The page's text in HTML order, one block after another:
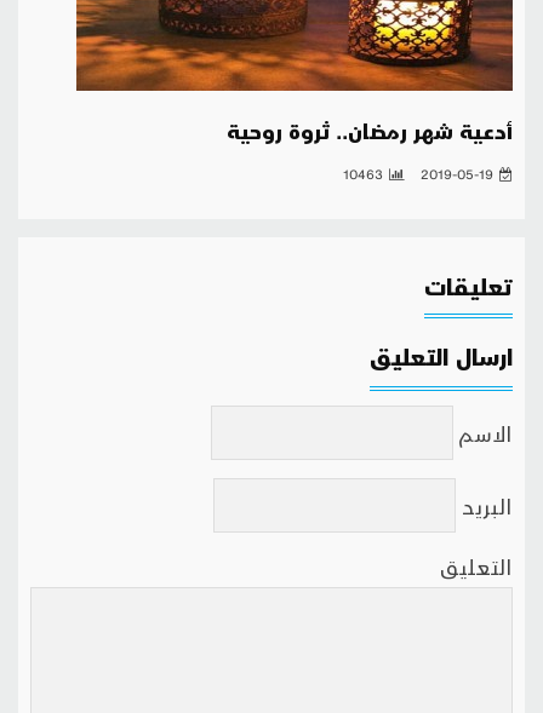
أدعية شهر رمضان.. ثروة روحية
2019-05-19
10463
تعليقات
ارسال التعليق
الاسم
البريد
التعليق